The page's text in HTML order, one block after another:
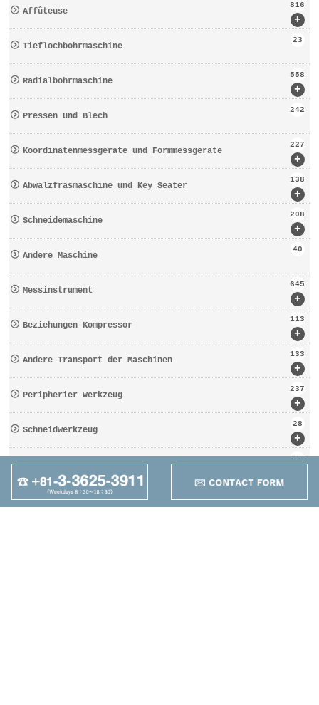
+
Affûteuse
816
Tieflochbohrmaschine
23
+
Radialbohrmaschine
558
Pressen und Blech
242
+
Koordinatenmessgeräte und Formmessgeräte
227
+
Abwälzfräsmaschine und Key Seater
138
+
Schneidemaschine
208
Andere Maschine
40
+
Messinstrument
645
+
Beziehungen Kompressor
113
+
Andere Transport der Maschinen
133
+
Peripherier Werkzeug
237
+
Schneidwerkzeug
28
Werkzeugbezogen
162
+
Anders